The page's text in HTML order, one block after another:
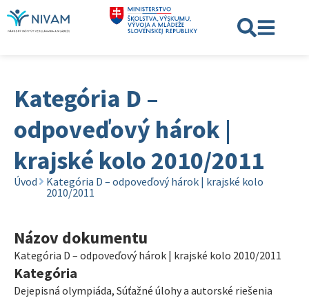
Kategória D –
odpoveďový hárok |
krajské kolo 2010/2011
Úvod
Kategória D – odpoveďový hárok | krajské kolo
2010/2011
Názov dokumentu
Kategória D – odpoveďový hárok | krajské kolo 2010/2011
Kategória
Dejepisná olympiáda, Súťažné úlohy a autorské riešenia